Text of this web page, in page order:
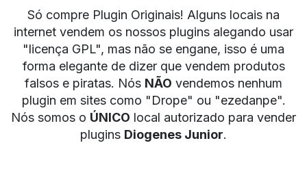
Só compre Plugin Originais! Alguns locais na
internet vendem os nossos plugins alegando usar
"licença GPL", mas não se engane, isso é uma
forma elegante de dizer que vendem produtos
falsos e piratas. Nós NÃO vendemos nenhum
plugin em sites como "Drope" ou "ezedanpe".
Nós somos o ÚNICO local autorizado para vender
plugins Diogenes Junior.